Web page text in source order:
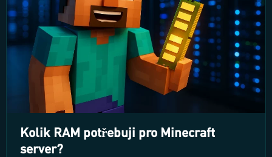
Kolik RAM potřebuji pro Minecraft
server?